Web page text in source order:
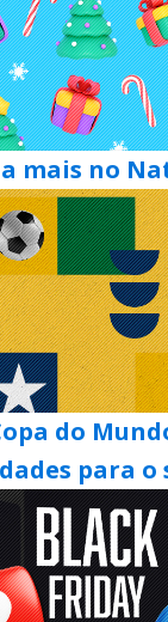
mais no
do
para o